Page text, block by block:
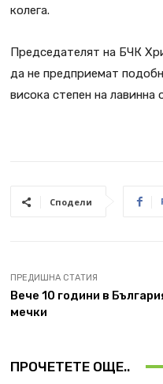
колега.
Председателят на БЧК
да не предприемат
висока степен на лавинна
Сподели
ПРЕДИШНА СТАТИЯ
Вече 10 години в
мечки
ПРОЧЕТЕТЕ ОЩЕ..